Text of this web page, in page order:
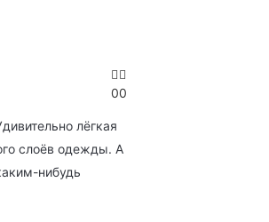
00
лёгкая
слоёв одежды. А
нибудь